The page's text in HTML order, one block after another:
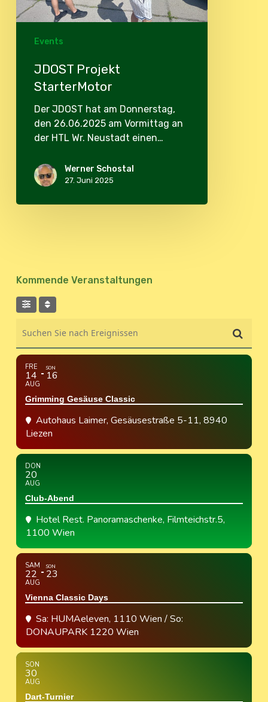
Events
JDOST Projekt
StarterMotor
Der JDOST hat am Donnerstag,
den 26.06.2025 am Vormittag an
der HTL Wr. Neustadt einen…
Werner Schostal
27. Juni 2025
Kommende Veranstaltungen
FRE
14
AUG
SON
16
Grimming Gesäuse Classic
Autohaus Laimer, Gesäusestraße 5-11, 8940
Liezen
DON
20
AUG
Club-Abend
Hotel Rest. Panoramaschenke, Filmteichstr.5,
1100 Wien
SAM
22
AUG
SON
23
Vienna Classic Days
Sa: HUMAeleven, 1110 Wien / So:
DONAUPARK 1220 Wien
SON
30
AUG
Dart-Turnier